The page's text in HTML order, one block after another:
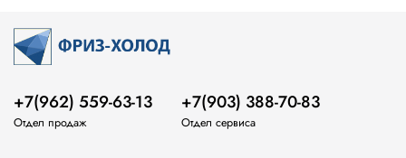
+7(962) 559-63-13
Отдел продаж
+7(903) 388-70-83
Отдел сервиса